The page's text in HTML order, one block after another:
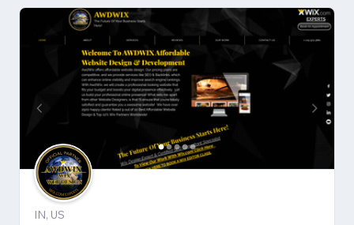
IN, US